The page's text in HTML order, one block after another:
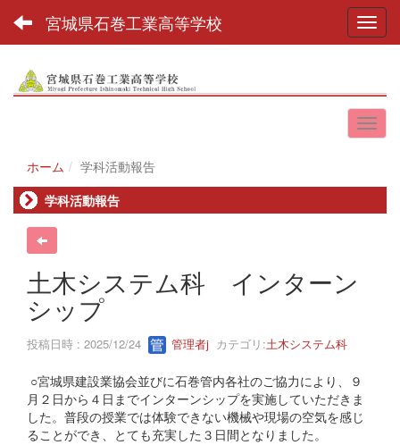
宮城県石巻工業高等学校
ホーム
学科活動報告
学科活動報告
土木システム科 インターン
シップ
投稿日時 : 2025/12/24 管理者j カテゴリ:土木システム科
○宮城県建設業協会並びに石巻管内各社のご協力により、９
月２日から４日までインターンシップを実施していただきま
した。普段の授業では体験できない機械や現場の空気を感じ
ることができ、とても充実した３日間となりました。